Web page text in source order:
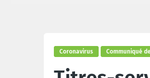
Coronavirus Communiqué